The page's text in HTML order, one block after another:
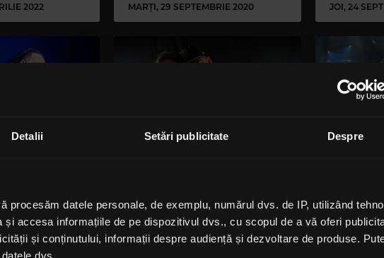
Detalii Setări publicitate Despre
procesăm datele personale, de exemplu, numărul dvs. de IP, utilizând
și accesa informațiile de pe dispozitivul dvs., cu scopul de a vă oferi
și conținutului, informații despre audiență și dezvoltare de produse.
2022 MARȚI, 29 SEPTEMBRIE 2020 JOI, 24
său contact cu
metal
(5FDP), în exclusivitate
pentru Rock FM, despre
turneul cu Megadeth,
viitorul album și evoluția
Five
revin cu
albumul